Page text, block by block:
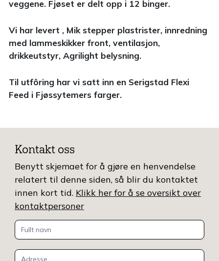
veggene. Fjøset er delt opp i 12 binger.
Vi har levert , Mik stepper plastrister, innredning
med lammeskikker front, ventilasjon,
drikkeutstyr, Agrilight belysning.
Til utfôring har vi satt inn en Serigstad Flexi
Feed i Fjøssytemers farger.
Kontakt oss
Benytt skjemaet for å gjøre en henvendelse
relatert til denne siden, så blir du kontaktet
innen kort tid. Klikk her for å se oversikt over
kontaktpersoner
Kontakt
oss